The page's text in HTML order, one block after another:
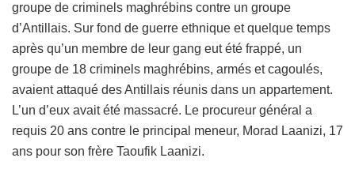
groupe de criminels maghrébins contre un groupe
d’Antillais. Sur fond de guerre ethnique et quelque temps
après qu’un membre de leur gang eut été frappé, un
groupe de 18 criminels maghrébins, armés et cagoulés,
avaient attaqué des Antillais réunis dans un appartement.
L’un d’eux avait été massacré. Le procureur général a
requis 20 ans contre le principal meneur, Morad Laanizi, 17
ans pour son frère Taoufik Laanizi.